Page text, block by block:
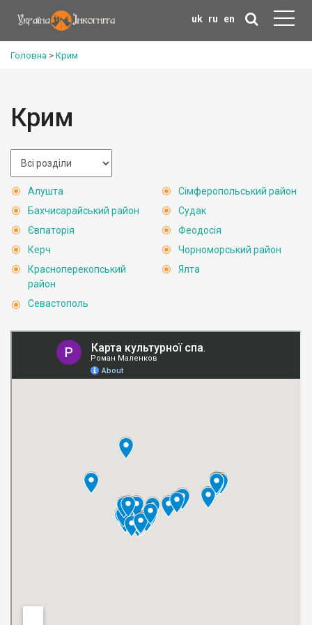
uk ru en
Головна > Крим
Крим
Алушта
Бахчисарайський район
Євпаторія
Керч
Красноперекопський
район
Севастополь
Сімферопольський район
Судак
Феодосія
Чорноморський район
Ялта